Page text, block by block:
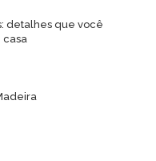
detalhes que você